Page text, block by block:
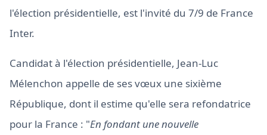
l'élection présidentielle, est l'invité du 7/9 de France
Inter.
Candidat à l'élection présidentielle, Jean-Luc
Mélenchon appelle de ses vœux une sixième
République, dont il estime qu'elle sera refondatrice
pour la France : "En fondant une nouvelle